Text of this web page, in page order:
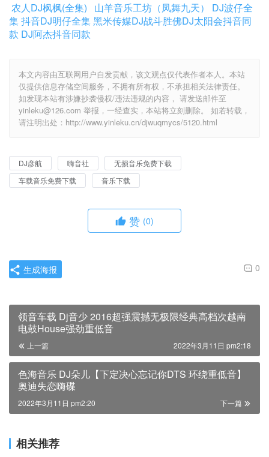
农人DJ枫枫(全集)
山羊音乐工坊（凤舞九天）
DJ波仔全
集抖音DJ明仔全集黑米传媒DJ战斗胜佛DJ太阳会抖音同
款 DJ阿杰抖音同款
本文内容由互联网用户自发贡献，该文观点仅代表作者本人。本站
仅提供信息存储空间服务，不拥有所有权，不承担相关法律责任。
如发现本站有涉嫌抄袭侵权/违法违规的内容， 请发送邮件至
yinleku@126.com 举报，一经查实，本站将立刻删除。 如若转载，
请注明出处：http://www.yinleku.cn/djwuqmycs/5120.html
DJ彦航 嗨音社
无损音乐免费下载
车载音乐免费下载
音乐下载
赞 (0)
0
生成海报
领音车载 Dj音少 2016超强震撼无极限经典高档次越南
电鼓House强劲重低音
上一篇 2022年3月11日 pm2:18
色海音乐 DJ朵儿【下定决心忘记你DTS 环绕重低音】
奥迪失恋嗨碟
下一篇
2022年3月11日 pm2:20
相关推荐